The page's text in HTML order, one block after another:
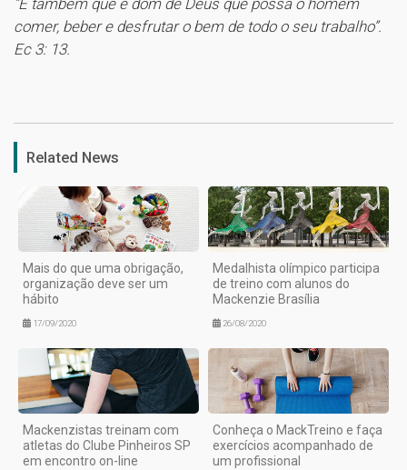
comer, beber e desfrutar o bem de todo o seu trabalho”.
Ec 3: 13.
Related News
Mais do que uma obrigação,
organização deve ser um
hábito
17/09/2020
Medalhista olímpico participa
de treino com alunos do
Mackenzie Brasília
26/08/2020
Mackenzistas treinam com
atletas do Clube Pinheiros SP
em encontro on-line
Conheça o MackTreino e faça
exercícios acompanhado de
um profissional